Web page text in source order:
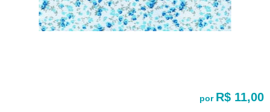
por R$ 11,00